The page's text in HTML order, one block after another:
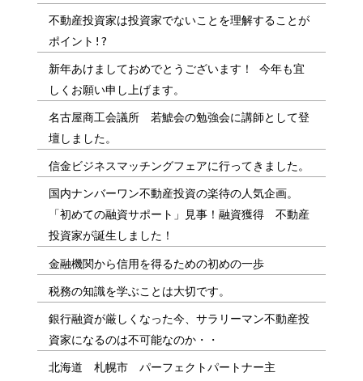
不動産投資家は投資家でないことを理解することが
ポイント!?
新年あけましておめでとうございます！ 今年も宜
しくお願い申し上げます。
名古屋商工会議所 若鯱会の勉強会に講師として登
壇しました。
信金ビジネスマッチングフェアに行ってきました。
国内ナンバーワン不動産投資の楽待の人気企画。
「初めての融資サポート」見事！融資獲得 不動産
投資家が誕生しました！
金融機関から信用を得るための初めの一歩
税務の知識を学ぶことは大切です。
銀行融資が厳しくなった今、サラリーマン不動産投
資家になるのは不可能なのか・・
北海道 札幌市 パーフェクトパートナー主